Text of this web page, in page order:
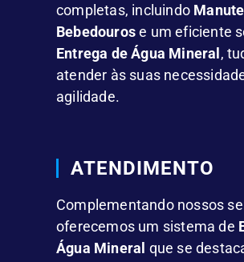
completas, incluindo
Bebedourose um eficiente
Entrega de Água Mineral ,
atender às suas
agilidade.
ATENDIMENTO
Complementando nossos
oferecemos um sistema de
Água Mineral que se